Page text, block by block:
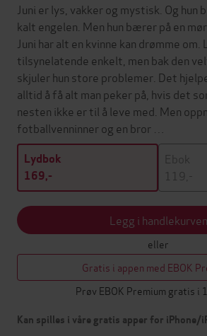
Juni er lys, vakker og mystisk. Og hun
kalt engelen. Men hun bærer på en
Juni har alt en kvinne kan drømme
tilsynelatende enkelt, men bak den
skjuler hun store problemer. Det
alltid å få alt man peker på, hvis det
nesten ikke er til å leve med. Men
fotballvenninner og en bror …
Lydbok
169,-
Ebok
119,-
Legg i handlekurven
eller
Gratis i appen med EBOK
Prøv EBOK Premium gratis i
Kan spilles i våre gratis apper for iPhone/